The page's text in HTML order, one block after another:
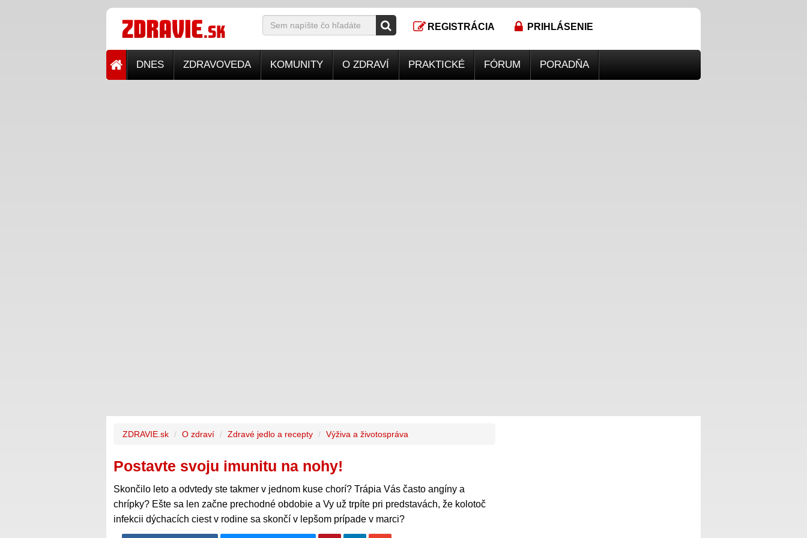
REGISTRÁCIA PRIHLÁSENIE
DNES ZDRAVOVEDA KOMUNITY O ZDRAVÍ PRAKTICKÉ FÓRUM PORADŇA
ZDRAVIE.sk O zdraví Zdravé jedlo a recepty Výživa a životospráva
Postavte svoju imunitu na nohy!
Skončilo leto a odvtedy ste takmer v jednom kuse chorí? Trápia Vás často angíny a
chrípky? Ešte sa len začne prechodné obdobie a Vy už trpíte pri predstavách, že kolotoč
infekcii dýchacích ciest v rodine sa skončí v lepšom prípade v marci?